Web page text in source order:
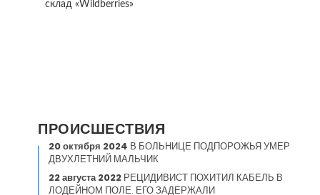
склад «Wildberries»
ПРОИСШЕСТВИЯ
20 октября 2024 В БОЛЬНИЦЕ ПОДПОРОЖЬЯ УМЕР
ДВУХЛЕТНИЙ МАЛЬЧИК
22 августа 2022 РЕЦИДИВИСТ ПОХИТИЛ КАБЕЛЬ В
ЛОДЕЙНОМ ПОЛЕ. ЕГО ЗАДЕРЖАЛИ